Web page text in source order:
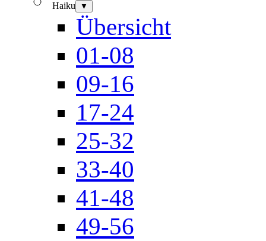
Haiku ▼
Übersicht
01-08
09-16
17-24
25-32
33-40
41-48
49-56